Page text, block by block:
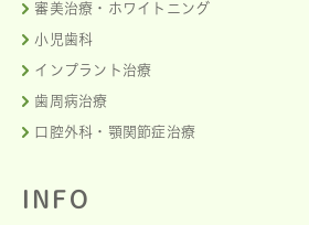
審美治療・ホワイトニング
小児歯科
インプラント治療
歯周病治療
口腔外科・顎関節症治療
INFO